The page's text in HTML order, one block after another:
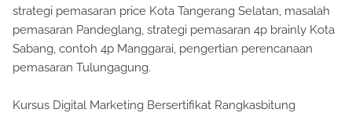
strategi pemasaran price Kota Tangerang Selatan, masalah
pemasaran Pandeglang, strategi pemasaran 4p brainly Kota
Sabang, contoh 4p Manggarai, pengertian perencanaan
pemasaran Tulungagung.
Kursus Digital Marketing Bersertifikat Rangkasbitung